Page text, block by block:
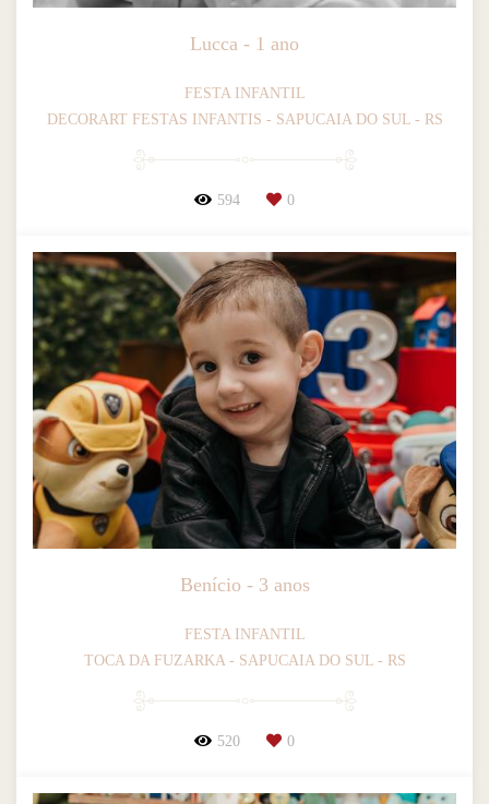
Lucca - 1 ano
FESTA INFANTIL
DECORART FESTAS INFANTIS - SAPUCAIA DO SUL - RS
594 0
Benício - 3 anos
FESTA INFANTIL
TOCA DA FUZARKA - SAPUCAIA DO SUL - RS
520 0